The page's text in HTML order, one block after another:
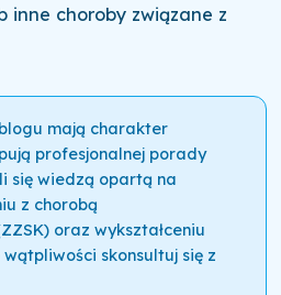
inne choroby związane z
mają charakter
profesjonalnej porady
się wiedzą opartą na
z chorobą
oraz wykształceniu
skonsultuj się z